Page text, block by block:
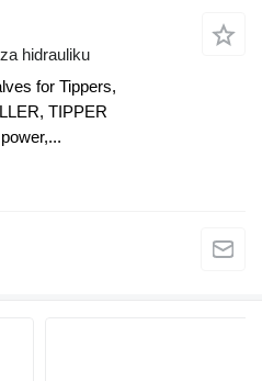
hidrauliku
for Tippers,
TIPPER